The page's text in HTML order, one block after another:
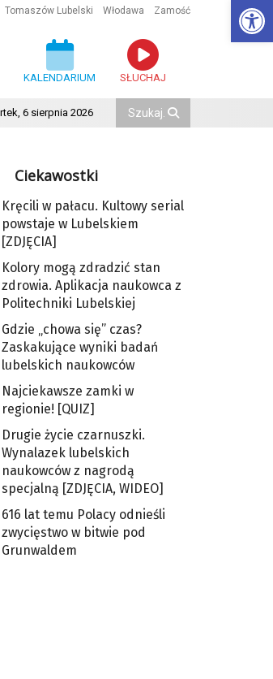
Tomaszów Lubelski Włodawa Zamość
KALENDARIUM SŁUCHAJ
6 sierpnia 2026
Ciekawostki
Kręcili w pałacu. Kultowy serial
powstaje w Lubelskiem
[ZDJĘCIA]
Kolory mogą zdradzić stan
zdrowia. Aplikacja naukowca z
Politechniki Lubelskiej
Gdzie „chowa się” czas?
Zaskakujące wyniki badań
lubelskich naukowców
Najciekawsze zamki w
regionie! [QUIZ]
Drugie życie czarnuszki.
Wynalazek lubelskich
naukowców z nagrodą
specjalną [ZDJĘCIA, WIDEO]
616 lat temu Polacy odnieśli
zwycięstwo w bitwie pod
Grunwaldem